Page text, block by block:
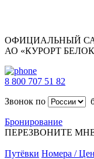
ОФИЦИАЛЬНЫЙ
АО «КУРОРТ
8 800 707 51 82
Звонок по
Бронирование
ПЕРЕЗВОНИТЕ
Путёвки Номера /